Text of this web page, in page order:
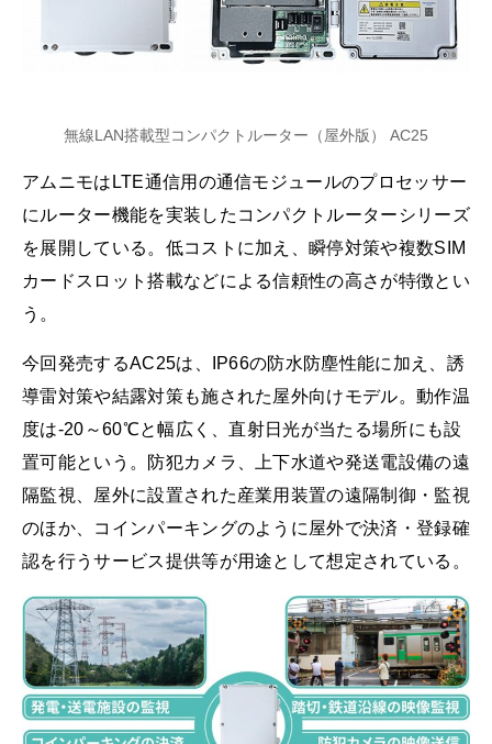
無線LAN搭載型コンパクトルーター（屋外版） AC25
アムニモはLTE通信用の通信モジュールのプロセッサー
にルーター機能を実装したコンパクトルーターシリーズ
を展開している。低コストに加え、瞬停対策や複数SIM
カードスロット搭載などによる信頼性の高さが特徴とい
う。
今回発売するAC25は、IP66の防水防塵性能に加え、誘
導雷対策や結露対策も施された屋外向けモデル。動作温
度は-20～60℃と幅広く、直射日光が当たる場所にも設
置可能という。防犯カメラ、上下水道や発送電設備の遠
隔監視、屋外に設置された産業用装置の遠隔制御・監視
のほか、コインパーキングのように屋外で決済・登録確
認を行うサービス提供等が用途として想定されている。